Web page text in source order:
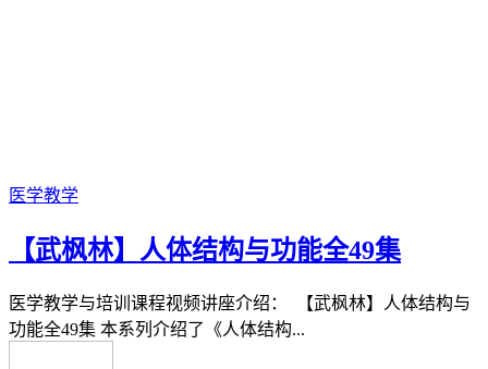
医学教学
【武枫林】人体结构与功能全49集
医学教学与培训课程视频讲座介绍： 【武枫林】人体结构与
功能全49集 本系列介绍了《人体结构...